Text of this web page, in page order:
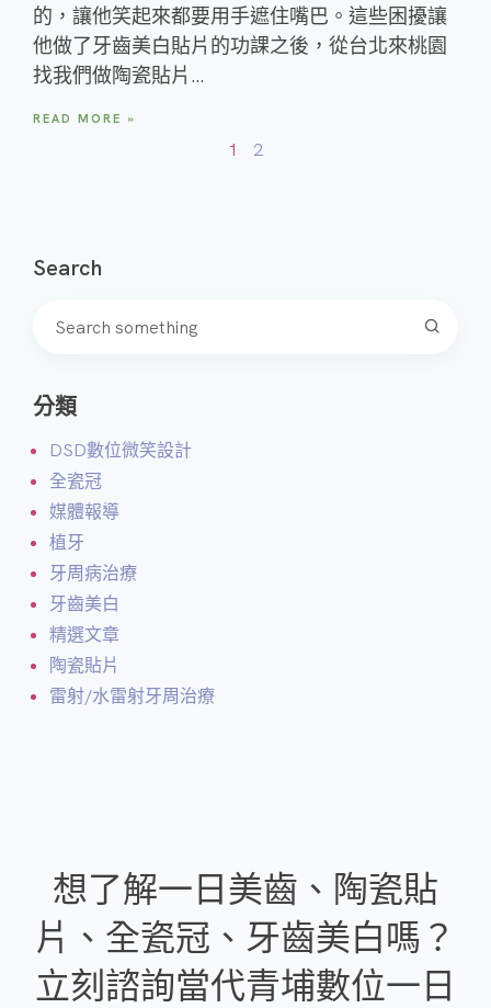
的，讓他笑起來都要用手遮住嘴巴。這些困擾讓
他做了牙齒美白貼片的功課之後，從台北來桃園
找我們做陶瓷貼片…
READ MORE »
1 2
Search
分類
DSD數位微笑設計
全瓷冠
媒體報導
植牙
牙周病治療
牙齒美白
精選文章
陶瓷貼片
雷射/水雷射牙周治療
想了解一日美齒、陶瓷貼
片、全瓷冠、牙齒美白嗎？
立刻諮詢當代青埔數位一日